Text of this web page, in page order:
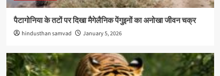
पैटागोनिया के तटों पर दिखा मैगेलैनिक पेंगुइनों का अनोखा जीवन चक्र
hindusthan samvad January 5, 2026